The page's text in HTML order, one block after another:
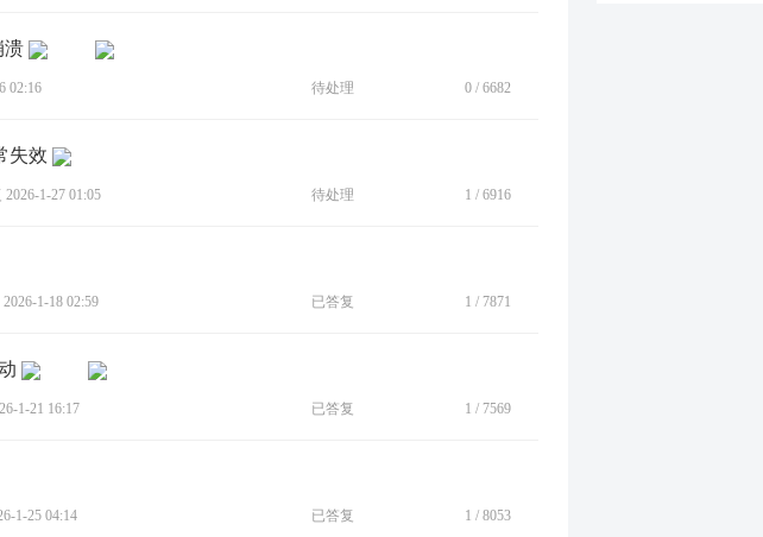
溃
02:16 待处理 0 / 6682
失效
1-27 01:05 待处理 1 / 6916
1-18 02:59 已答复 1 / 7871
1-21 16:17 已答复 1 / 7569
1-25 04:14 已答复 1 / 8053